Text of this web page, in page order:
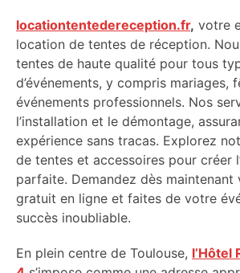
locationtentedereception.fr, votre
location de tentes de réception.
tentes de haute qualité pour tous
d’événements, y compris mariages,
événements professionnels. Nos
l’installation et le démontage,
expérience sans tracas. Explorez
de tentes et accessoires pour créer
parfaite. Demandez dès maintenant
gratuit en ligne et faites de votre
succès inoubliable.
En plein centre de Toulouse, l’Hôtel